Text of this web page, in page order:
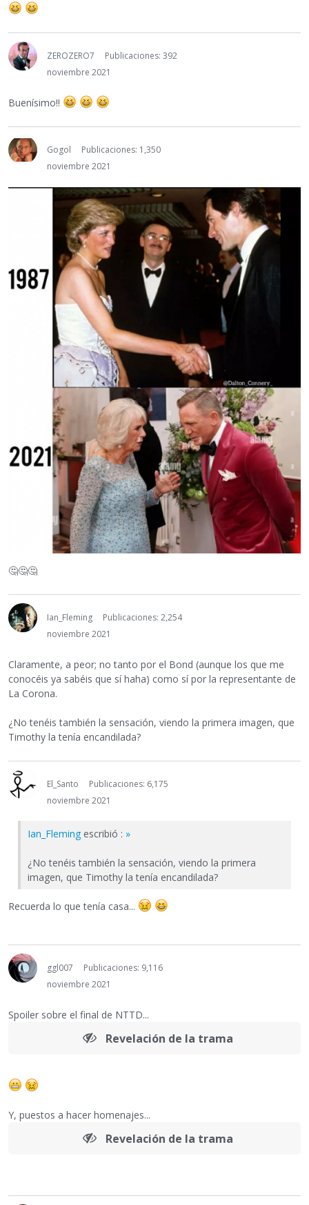
ZEROZERO7
Publicaciones: 392
noviembre 2021
Buenísimo!!
Gogol
Publicaciones: 1,350
noviembre 2021
🤔🤔🤔
Ian_Fleming
Publicaciones: 2,254
noviembre 2021
Claramente, a peor; no tanto por el Bond (aunque los que me
conocéis ya sabéis que sí haha) como sí por la representante de
La Corona.
¿No tenéis también la sensación, viendo la primera imagen, que
Timothy la tenía encandilada?
El_Santo
Publicaciones: 6,175
noviembre 2021
Ian_Fleming escribió : »
¿No tenéis también la sensación, viendo la primera
imagen, que Timothy la tenía encandilada?
Recuerda lo que tenía casa...
ggl007
Publicaciones: 9,116
noviembre 2021
Spoiler sobre el final de NTTD...
Revelación de la trama
Y, puestos a hacer homenajes...
Revelación de la trama